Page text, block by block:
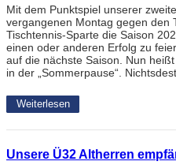
Mit dem Punktspiel unserer
vergangenen Montag gegen den
Tischtennis-Sparte die Saison
einen oder anderen Erfolg zu
auf die nächste Saison. Nun
in der „Sommerpause“.
Weiterlesen
Unsere Ü32 Altherren